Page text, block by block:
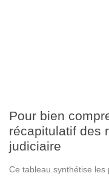
Pour bien
récapitulatif des
judiciaire
Ce tableau synthétise